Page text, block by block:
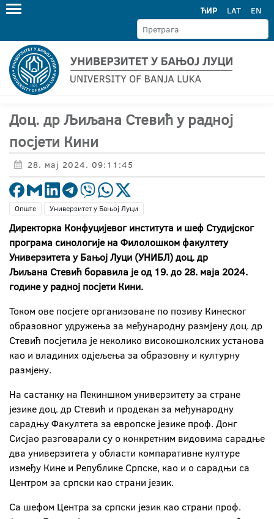
ЋИР LAT EN
Доц. др Љиљана Стевић у радној
посјети Кини
28. мај 2024. 09:11:45
Опште Универзитет у Бањој Луци
Директорка Конфуцијевог института и шеф Студијског
програма синологије на Филолошком факултету
Универзитета у Бањој Луци (УНИБЛ) доц. др
Љиљана Стевић боравила је од 19. до 28. маја 2024.
године у радној посјети Кини.
Током ове посјете организоване по позиву Кинеског
образовног удружења за међународну размјену доц. др
Стевић посјетила је неколико високошколских установа
као и владиних одјељења за образовну и културну
размјену.
На састанку на Пекиншком универзитету за стране
језике доц. др Стевић и продекан за међународну
сарадњу Факултета за европске језике проф. Донг
Сисјао разговарали су о конкретним видовима сарадње
два универзитета у области компаративне културе
између Кине и Републике Српске, као и о сарадњи са
Центром за српски као страни језик.
Са шефом Центра за српски језик као страни проф.